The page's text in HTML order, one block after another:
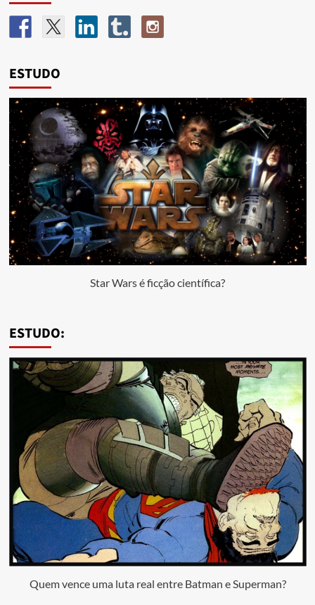
ESTUDO
Star Wars é ficção científica?
ESTUDO:
Quem vence uma luta real entre Batman e Superman?